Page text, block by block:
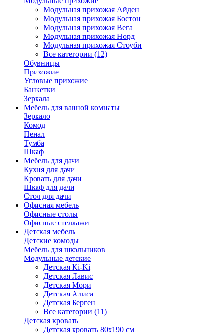
Модульная прихожая Айден
Модульная прихожая Бостон
Модульная прихожая Вега
Модульная прихожая Норд
Модульная прихожая Стоуби
Все категории (12)
Обувницы
Прихожие
Угловые прихожие
Банкетки
Зеркала
Мебель для ванной комнаты
Зеркало
Комод
Пенал
Тумба
Шкаф
Мебель для дачи
Кухня для дачи
Кровать для дачи
Шкаф для дачи
Стол для дачи
Офисная мебель
Офисные столы
Офисные стеллажи
Детская мебель
Детские комоды
Мебель для школьников
Модульные детские
Детская Ki-Ki
Детская Лавис
Детская Мори
Детская Алиса
Детская Берген
Все категории (11)
Детская кровать
Детская кровать 80х190 см